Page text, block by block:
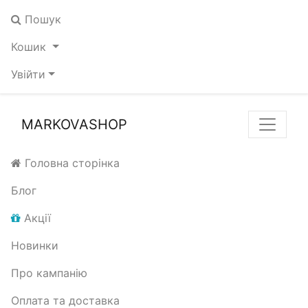
Пошук
Кошик
Увійти
MARKOVASHOP
Головна сторінка
Блог
Акції
Новинки
Про кампанію
Оплата та доставка